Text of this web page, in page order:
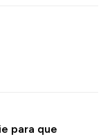
para que